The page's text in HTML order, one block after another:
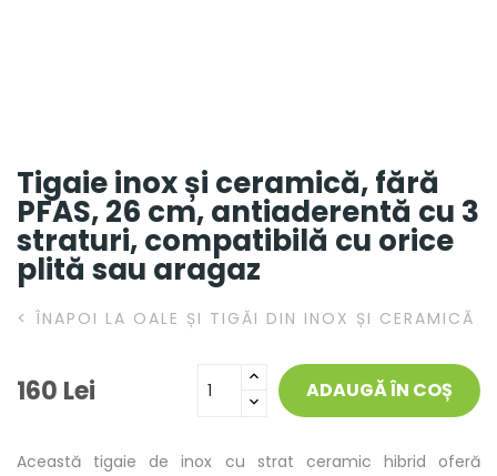
Tigaie inox și ceramică, fără
PFAS, 26 cm, antiaderentă cu 3
straturi, compatibilă cu orice
plită sau aragaz
< ÎNAPOI LA OALE ȘI TIGĂI DIN INOX ȘI CERAMICĂ
160 Lei ADAUGĂ ÎN COȘ
Această tigaie de inox cu strat ceramic hibrid oferă